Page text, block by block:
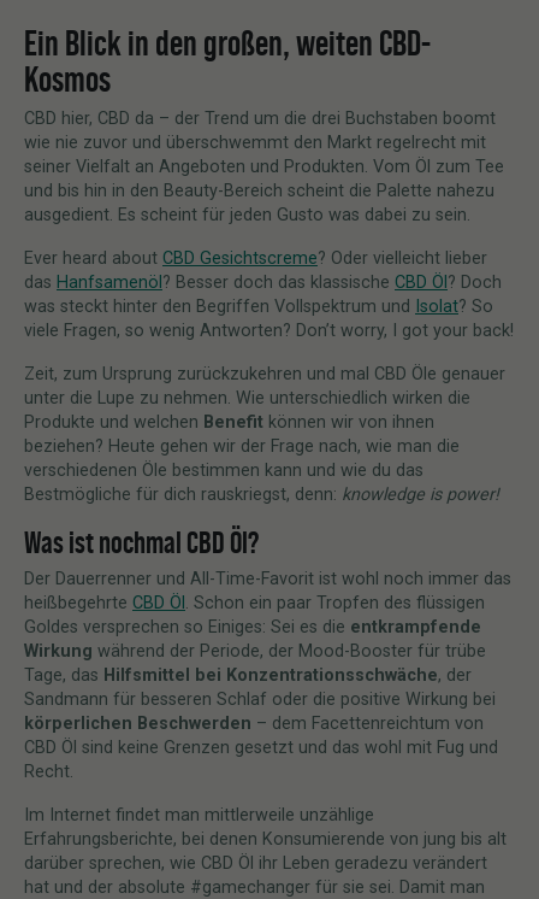
Ein Blick in den großen, weiten CBD-
Kosmos
CBD hier, CBD da – der Trend um die drei Buchstaben boomt
wie nie zuvor und überschwemmt den Markt regelrecht mit
seiner Vielfalt an Angeboten und Produkten. Vom Öl zum Tee
und bis hin in den Beauty-Bereich scheint die Palette nahezu
ausgedient. Es scheint für jeden Gusto was dabei zu sein.
Ever heard about CBD Gesichtscreme? Oder vielleicht lieber
das Hanfsamenöl ? Besser doch das klassische CBD Öl ? Doch
was steckt hinter den Begriffen Vollspektrum und Isolat? So
viele Fragen, so wenig Antworten? Don’t worry, I got your back!
Zeit, zum Ursprung zurückzukehren und mal CBD Öle genauer
unter die Lupe zu nehmen. Wie unterschiedlich wirken die
Produkte und welchen Benefit können wir von ihnen
beziehen? Heute gehen wir der Frage nach, wie man die
verschiedenen Öle bestimmen kann und wie du das
Bestmögliche für dich rauskriegst, denn: knowledge is power!
Was ist nochmal CBD Öl?
Der Dauerrenner und All-Time-Favorit ist wohl noch immer das
heißbegehrte CBD Öl . Schon ein paar Tropfen des flüssigen
Goldes versprechen so Einiges: Sei es die entkrampfende
Wirkung während der Periode, der Mood-Booster für trübe
Tage, das Hilfsmittel bei Konzentrationsschwäche, der
Sandmann für besseren Schlaf oder die positive Wirkung bei
körperlichen Beschwerden – dem Facettenreichtum von
CBD Öl sind keine Grenzen gesetzt und das wohl mit Fug und
Recht.
Im Internet findet man mittlerweile unzählige
Erfahrungsberichte, bei denen Konsumierende von jung bis alt
darüber sprechen, wie CBD Öl ihr Leben geradezu verändert
hat und der absolute #gamechanger für sie sei. Damit man